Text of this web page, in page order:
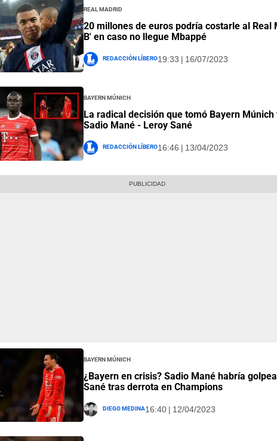
Real Madrid
20 millones de euros podría costarle al Real
B' en caso no llegue Mbappé
Redacción Líbero19:33 | 16/07/2023
Bayern Múnich
La radical decisión que tomó Bayern
Sadio Mané - Leroy Sané
Redacción Líbero16:46 | 13/04/2023
Bayern Múnich
¿Bayern en crisis? Sadio Mané habría
Sané tras derrota en Champions
Diego Medina16:40 | 12/04/2023